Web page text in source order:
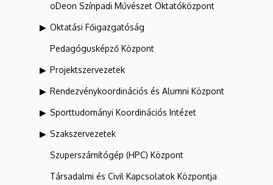
oDeon Színpadi Művészet Oktatóközpont
Oktatási Főigazgatóság
Pedagógusképző Központ
Projektszervezetek
Rendezvénykoordinációs és Alumni Központ
Sporttudományi Koordinációs Intézet
Szakszervezetek
Szuperszámítógép (HPC) Központ
Társadalmi és Civil Kapcsolatok Központja